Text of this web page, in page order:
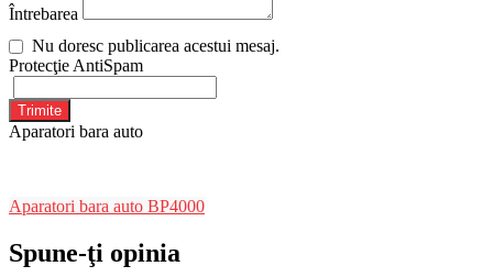
Întrebarea
Nu doresc publicarea acestui mesaj.
Protecţie AntiSpam
Trimite
Aparatori bara auto
Aparatori bara auto BP4000
Spune-ţi opinia